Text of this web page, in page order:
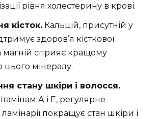
рівня холестерину в крові.
кісток. Кальцій, присутній у
здоров’я кісткової
магній сприяє кращому
цього мінералу.
стану шкіри і волосся.
А і Е, регулярне
покращує стан шкіри і